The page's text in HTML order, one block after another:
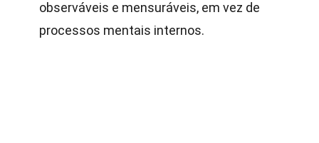
observáveis e mensuráveis, em vez de
processos mentais internos.